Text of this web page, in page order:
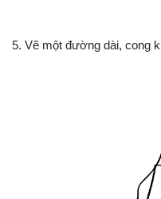
5. Vẽ một đường dài, cong